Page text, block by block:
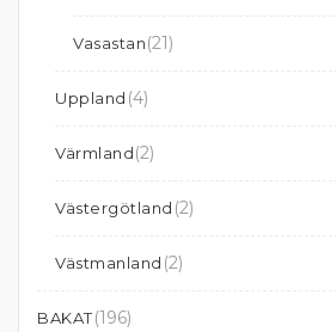
Vasastan(21)
Uppland (4)
Värmland(2)
Västergötland (2)
Västmanland (2)
BAKAT(196)